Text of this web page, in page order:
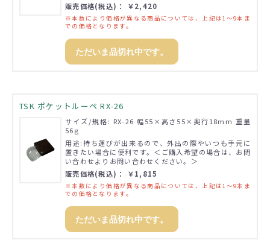
販売価格(税込)： ￥2,420
※本数により価格が異なる商品については、上記は1～9本ま
での価格となります。
ただいま品切れ中です。
TSK ポケットルーペ RX-26
サイズ/規格: RX-26 幅55×高さ55×奥行18mm 重量
56g
用途:持ち運びが出来るので、外出の際やいつも手元に
置きたい場合に便利です。＜ご購入希望の場合は、お問
い合わせよりお問い合わせください。＞
販売価格(税込)： ￥1,815
※本数により価格が異なる商品については、上記は1～9本ま
での価格となります。
ただいま品切れ中です。